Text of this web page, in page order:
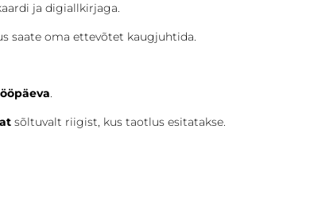
ja digiallkirjaga.
saate oma ettevõtet kaugjuhtida.
.
sõltuvalt riigist, kus taotlus esitatakse.